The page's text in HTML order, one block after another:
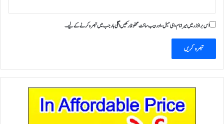
اس براؤزر میں میرا نام، ای میل، اور ویب سائٹ محفوظ رکھیں اگلی بار جب میں تبصرہ کرنے کےلیے۔